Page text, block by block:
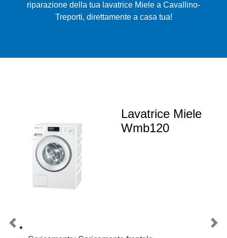
riparazione della tua lavatrice Miele a Cavallino-
Treporti, direttamente a casa tua!
Lavatrice Miele
Wmb120
Previous